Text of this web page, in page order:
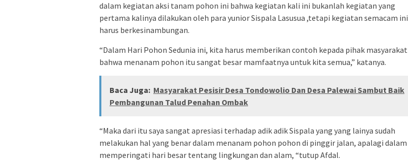
dalam kegiatan aksi tanam pohon ini bahwa kegiatan kali ini bukanlah kegiatan yang
pertama kalinya dilakukan oleh para yunior Sispala Lasusua ,tetapi kegiatan semacam ini
harus berkesinambungan.
“Dalam Hari Pohon Sedunia ini, kita harus memberikan contoh kepada pihak masyarakat
bahwa menanam pohon itu sangat besar mamfaatnya untuk kita semua,” katanya.
Baca Juga: Masyarakat Pesisir Desa Tondowolio Dan Desa Palewai Sambut Baik
Pembangunan Talud Penahan Ombak
“Maka dari itu saya sangat apresiasi terhadap adik adik Sispala yang yang lainya sudah
melakukan hal yang benar dalam menanam pohon pohon di pinggir jalan, apalagi dalam
memperingati hari besar tentang lingkungan dan alam, “tutup Afdal.